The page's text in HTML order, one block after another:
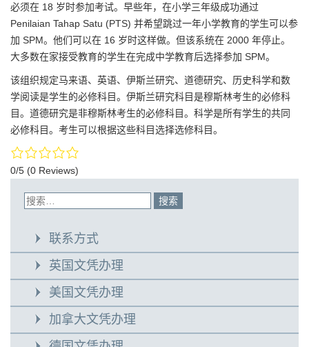
必须在 18 岁时参加考试。早些年，在小学三年级成功通过
Penilaian Tahap Satu (PTS) 并希望跳过一年小学教育的学生可以参
加 SPM。他们可以在 16 岁时这样做。但该系统在 2000 年停止。
大多数在家接受教育的学生在完成中学教育后选择参加 SPM。
该组织规定马来语、英语、伊斯兰研究、道德研究、历史科学和数
学阅读是学生的必修科目。伊斯兰研究科目是穆斯林考生的必修科
目。道德研究是非穆斯林考生的必修科目。科学是所有学生的共同
必修科目。考生可以根据这些科目选择​​选修科目。
0/5 (0 Reviews)
联系方式
英国文凭办理
美国文凭办理
加拿大文凭办理